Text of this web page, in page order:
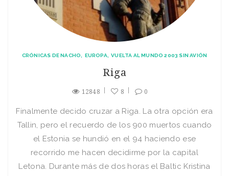
CRÓNICAS DE NACHO EUROPA VUELTA AL MUNDO 2003 SIN AVIÓN
Riga
12848 8 0
Finalmente decido cruzar a Riga. La otra opción era
Tallin, pero el recuerdo de los 900 muertos cuando
el Estonia se hundió en el 94 haciendo ese
recorrido me hacen decidirme por la capital
Letona. Durante más de dos horas el Baltic Kristina